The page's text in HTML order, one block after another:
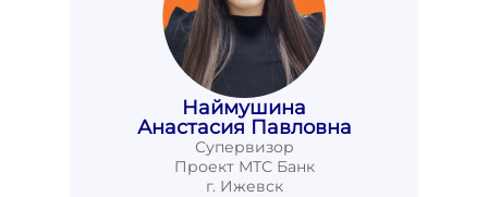
Наймушина
Анастасия Павловна
Супервизор
Проект МТС Банк
г. Ижевск